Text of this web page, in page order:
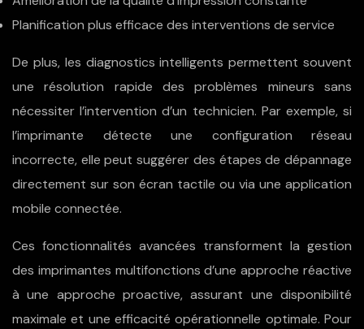
Planification plus efficace des interventions de service
De plus, les diagnostics intelligents permettent souvent
une résolution rapide des problèmes mineurs sans
nécessiter l’intervention d’un technicien. Par exemple, si
l’imprimante détecte une configuration réseau
incorrecte, elle peut suggérer des étapes de dépannage
directement sur son écran tactile ou via une application
mobile connectée.
Ces fonctionnalités avancées transforment la gestion
des imprimantes multifonctions d’une approche réactive
à une approche proactive, assurant une disponibilité
maximale et une efficacité opérationnelle optimale. Pour